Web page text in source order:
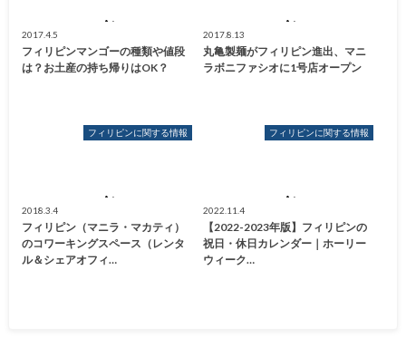
2017.4.5
フィリピンマンゴーの種類や値段
は？お土産の持ち帰りはOK？
2017.8.13
丸亀製麺がフィリピン進出、マニ
ラボニファシオに1号店オープン
フィリピンに関する情報
2018.3.4
フィリピン（マニラ・マカティ）
のコワーキングスペース（レンタ
ル＆シェアオフィ…
フィリピンに関する情報
2022.11.4
【2022-2023年版】フィリピンの
祝日・休日カレンダー｜ホーリー
ウィーク…